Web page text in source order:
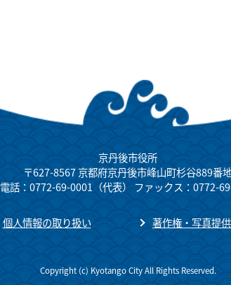
京丹後市役所
〒627-8567 京都府京丹後市峰山町杉谷889番
電話：0772-69-0001（代表） ファックス：0772-
個人情報の取り扱い 著作権・写真提
Copyright (c) Kyotango City All Rights Reserved.